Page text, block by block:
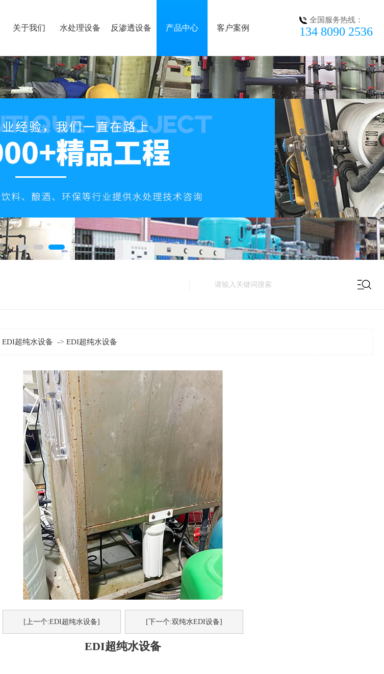
全国服务热线：
134 8090 2536
关于我们 水处理设备 反渗透设备 产品中心 客户案例
联系我们
EDI超纯水设备 -> EDI超纯水设备
[上一个:EDI超纯水设备] [下一个:双纯水EDI设备]
EDI超纯水设备